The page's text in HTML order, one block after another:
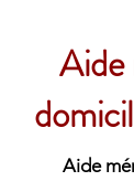
Aide
Aide